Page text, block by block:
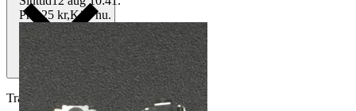
Traderas köparskydd
Pris:25 kr,Köp nu.